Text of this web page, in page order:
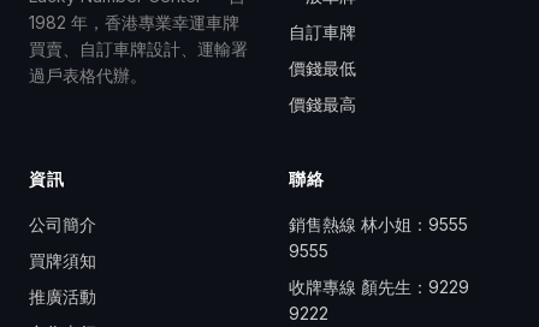
1982 年，香港專業幸運車牌
買賣、自訂車牌設計、運輸署
過戶表格代辦。
自訂車牌
價錢最低
價錢最高
資訊
公司簡介
買牌須知
推廣活動
聯絡
銷售熱線 林小姐： 9555
9555
收牌專線 顏先生： 9229
9222